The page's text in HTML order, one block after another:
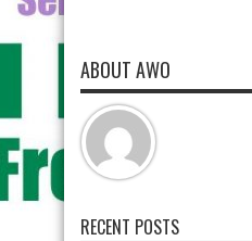
ABOUT AWO
RECENT POSTS